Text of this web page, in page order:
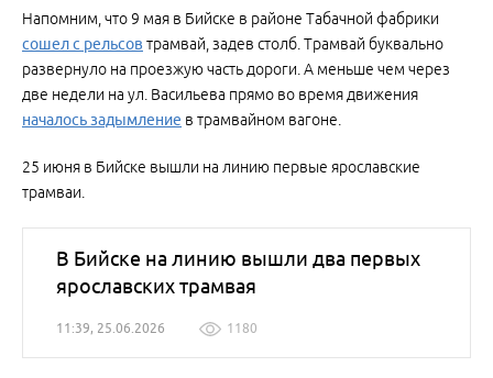
Напомним, что 9 мая в Бийске в районе Табачной фабрики
сошел с рельсов трамвай, задев столб. Трамвай буквально
развернуло на проезжую часть дороги. А меньше чем через
две недели на ул. Васильева прямо во время движения
началось задымление в трамвайном вагоне.
25 июня в Бийске вышли на линию первые ярославские
трамваи.
В Бийске на линию вышли два первых
ярославских трамвая
11:39, 25.06.2026 1180